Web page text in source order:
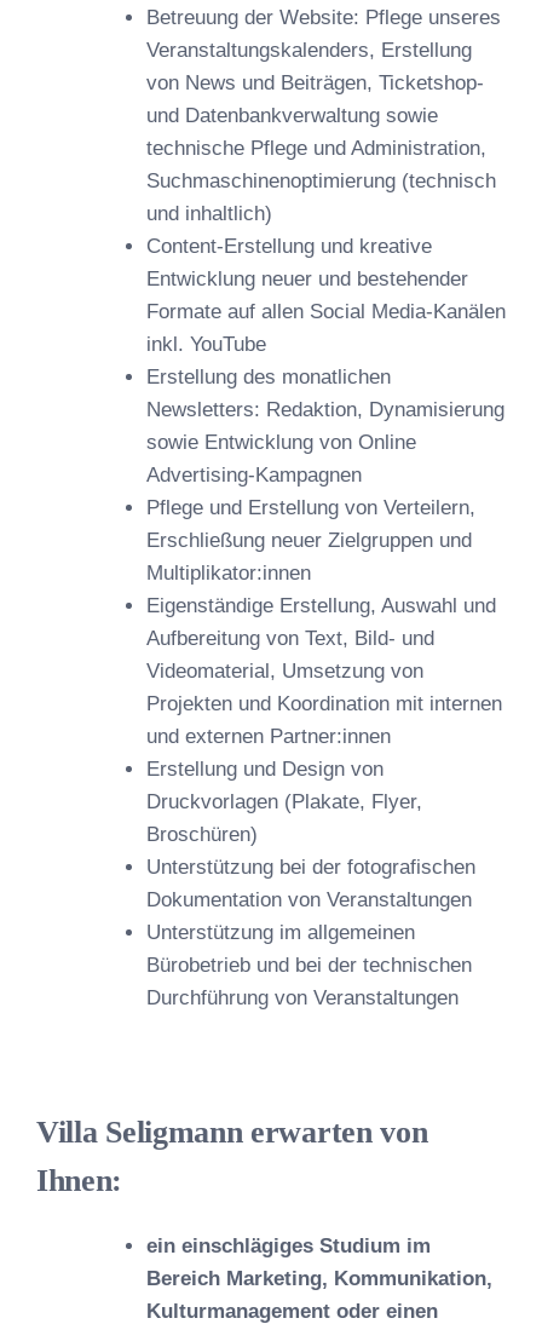
Betreuung der Website: Pflege unseres
Veranstaltungskalenders, Erstellung
von News und Beiträgen, Ticketshop-
und Datenbankverwaltung sowie
technische Pflege und Administration,
Suchmaschinenoptimierung (technisch
und inhaltlich)
Content-Erstellung und kreative
Entwicklung neuer und bestehender
Formate auf allen Social Media-Kanälen
inkl. YouTube
Erstellung des monatlichen
Newsletters: Redaktion, Dynamisierung
sowie Entwicklung von Online
Advertising-Kampagnen
Pflege und Erstellung von Verteilern,
Erschließung neuer Zielgruppen und
Multiplikator:innen
Eigenständige Erstellung, Auswahl und
Aufbereitung von Text, Bild- und
Videomaterial, Umsetzung von
Projekten und Koordination mit internen
und externen Partner:innen
Erstellung und Design von
Druckvorlagen (Plakate, Flyer,
Broschüren)
Unterstützung bei der fotografischen
Dokumentation von Veranstaltungen
Unterstützung im allgemeinen
Bürobetrieb und bei der technischen
Durchführung von Veranstaltungen
Villa Seligmann erwarten von
Ihnen:
ein einschlägiges Studium im
Bereich Marketing, Kommunikation,
Kulturmanagement oder einen